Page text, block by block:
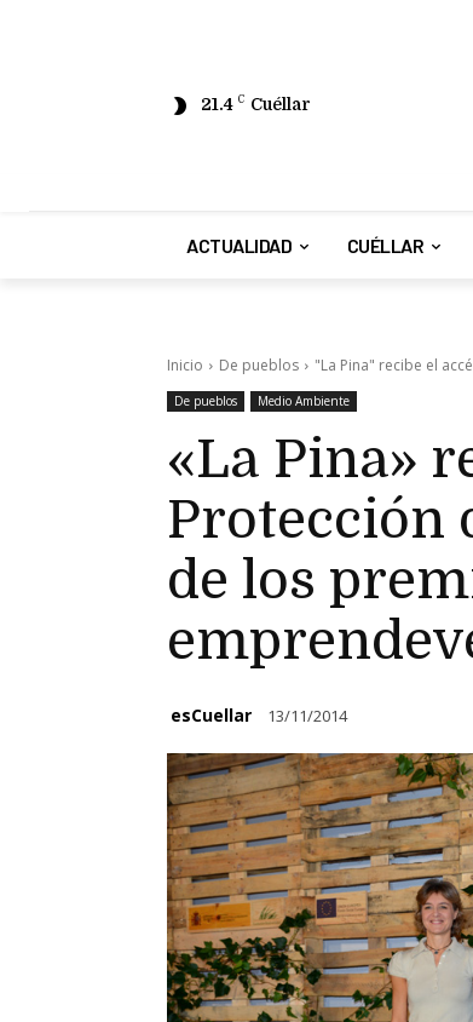
21.4 C Cuéllar
ACTUALIDAD CUÉLLAR
Inicio De pueblos "La Pina" recibe el
De pueblos Medio Ambiente
«La Pina»
Protección
de los
esCuellar 13/11/2014